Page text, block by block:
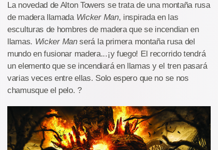
La novedad de Alton Towers se trata de una montaña rusa
de madera llamada Wicker Man, inspirada en las
esculturas de hombres de madera que se incendian en
llamas. Wicker Manserá la primera montaña rusa del
mundo en fusionar madera...¡y fuego! El recorrido tendrá
un elemento que se incendiará en llamas y el tren pasará
varias veces entre ellas. Solo espero que no se nos
chamusque el pelo. ?